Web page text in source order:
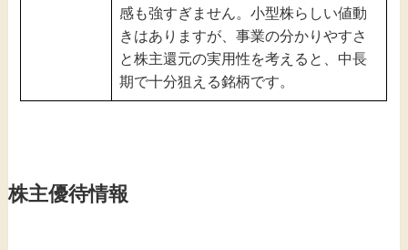
感も強すぎません。小型株らしい値動
きはありますが、事業の分かりやすさ
と株主還元の実用性を考えると、中長
期で十分狙える銘柄です。
株主優待情報